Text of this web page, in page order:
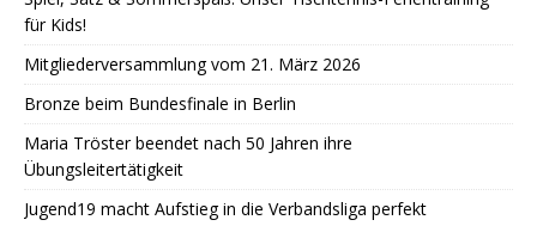
für Kids!
Mitgliederversammlung vom 21. März 2026
Bronze beim Bundesfinale in Berlin
Maria Tröster beendet nach 50 Jahren ihre
Übungsleitertätigkeit
Jugend19 macht Aufstieg in die Verbandsliga perfekt